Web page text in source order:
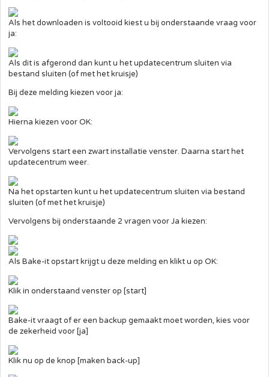
Als het downloaden is voltooid kiest u bij onderstaande vraag voor
ja:
Als dit is afgerond dan kunt u het updatecentrum sluiten via
bestand sluiten (of met het kruisje)
Bij deze melding kiezen voor ja:
Hierna kiezen voor OK:
Vervolgens start een zwart installatie venster. Daarna start het
updatecentrum weer.
Na het opstarten kunt u het updatecentrum sluiten via bestand
sluiten (of met het kruisje)
Vervolgens bij onderstaande 2 vragen voor Ja kiezen:
Als Bake-it opstart krijgt u deze melding en klikt u op OK:
Klik in onderstaand venster op [start]
Bake-it vraagt of er een backup gemaakt moet worden, kies voor
de zekerheid voor [ja]
Klik nu op de knop [maken back-up]